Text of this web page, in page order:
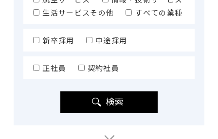
生活サービスその他
すべての業種
新卒採用 中途採用
正社員 契約社員
検索